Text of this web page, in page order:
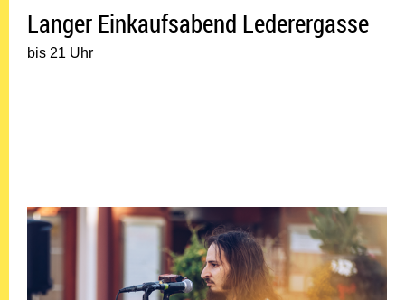
Langer Einkaufsabend Lederergasse
bis 21 Uhr